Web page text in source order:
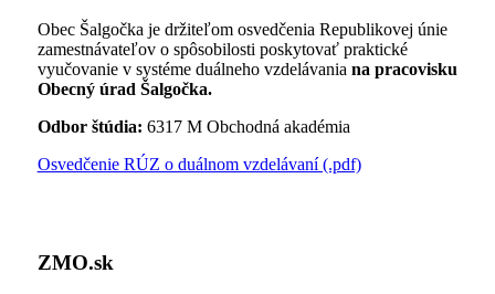
Obec Šalgočka je držiteľom osvedčenia Republikovej únie
zamestnávateľov o spôsobilosti poskytovať praktické
vyučovanie v systéme duálneho vzdelávania na pracovisku
Obecný úrad Šalgočka.
Odbor štúdia: 6317 M Obchodná akadémia
Osvedčenie RÚZ o duálnom vzdelávaní (.pdf)
ZMO.sk